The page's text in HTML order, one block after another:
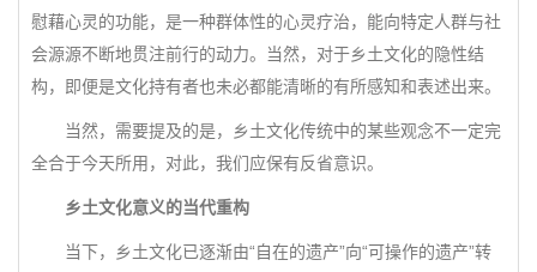
慰藉心灵的功能，是一种群体性的心灵疗治，能向特定人群与社
会源源不断地贯注前行的动力。当然，对于乡土文化的隐性结
构，即便是文化持有者也未必都能清晰的有所感知和表述出来。
当然，需要提及的是，乡土文化传统中的某些观念不一定完
全合于今天所用，对此，我们应保有反省意识。
乡土文化意义的当代重构
当下，乡土文化已逐渐由“自在的遗产”向“可操作的遗产”转